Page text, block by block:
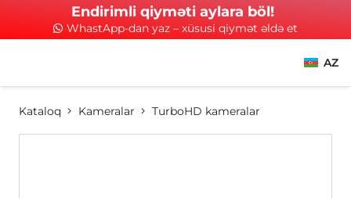
Endirimli qiyməti aylara böl!
WhastApp-dan yaz – xüsusi qiymət əldə et
AZ
Kataloq Kameralar TurboHD kameralar